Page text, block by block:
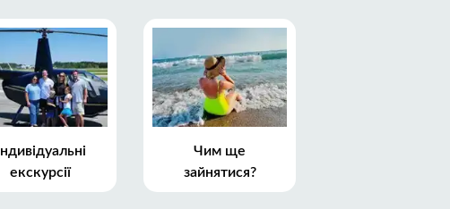
Індивідуальні
екскурсії
Чим ще
зайнятися?